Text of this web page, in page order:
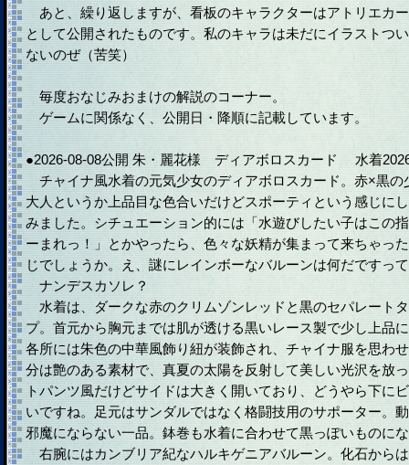
あと、繰り返しますが、看板のキャラクターはアトリエカ
として公開されたものです。私のキャラは未だにイラストつ
ないのぜ（苦笑）
毎度おなじみおまけの解説のコーナー。
ゲームに関係なく、公開日・降順に記載しています。
●2026-08-08公開 朱・麗花様 ディアボロスカード 水着
チャイナ風水着の元気少女のディアボロスカード。赤×黒の
大人というか上品目な色合いだけどスポーティという感じに
みました。シチュエーション的には「水遊びしたい子はこの
ーまれっ！」とかやったら、色々な妖精が集まって来ちゃっ
じでしょうか。え、謎にレインボーなバルーンは何だですっ
ナンデスカソレ？
水着は、ダークな赤のクリムゾンレッドと黒のセパレート
プ。首元から胸元までは肌が透ける黒いレース製で少し上品
各所には朱色の中華風飾り紐が装飾され、チャイナ服を思わ
分は艶のある素材で、真夏の太陽を反射して美しい光沢を放
トパンツ風だけどサイドは大きく開いており、どうやら下に
いですね。足元はサンダルではなく格闘技用のサポーター。
邪魔にならない一品。鉢巻も水着に合わせて黒っぽいものに
右腕にはカンブリア紀なハルキゲニアバルーン。化石から